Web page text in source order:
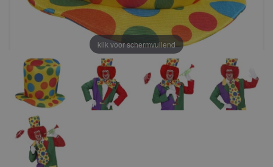
klik voor schermvullend